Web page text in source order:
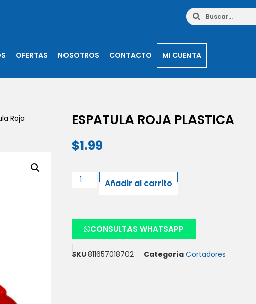
OFERTAS NOSOTROS CONTACTO MI CUENTA
Roja
ESPATULA ROJA PLASTICA
$1.99
Añadir al carrito
CONSULTAS WHATSAPP
SKU811657018702 Categoría Cortadores